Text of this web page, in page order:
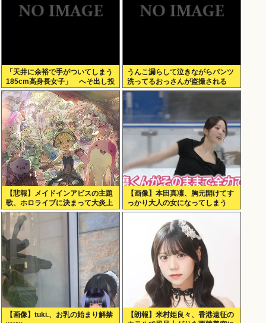
「天井に余裕で手がついてしまう
185cm高身長女子」 へそ出し投
稿に「ピッタリの服があるのがす
ぎょい！」の声
うんこ漏らして泣きながらパンツ
洗ってるおっさんが盗撮される
【悲報】メイドインアビスの主題
歌、ホロライブに決まって大炎上
www
【画像】本田真凜、胸元開けてす
っかり大人の女になってしまう
【画像】tuki.、お乳の始まり解禁
【朗報】米村姫良々、香港遠征の